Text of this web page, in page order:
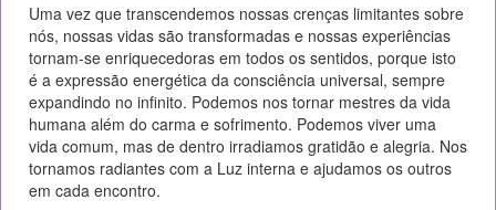
Uma vez que transcendemos nossas crenças limitantes sobre
nós, nossas vidas são transformadas e nossas experiências
tornam-se enriquecedoras em todos os sentidos, porque isto
é a expressão energética da consciência universal, sempre
expandindo no infinito. Podemos nos tornar mestres da vida
humana além do carma e sofrimento. Podemos viver uma
vida comum, mas de dentro irradiamos gratidão e alegria. Nos
tornamos radiantes com a Luz interna e ajudamos os outros
em cada encontro.